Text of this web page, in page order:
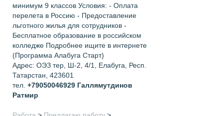
минимум 9 классов Условия: - Оплата
перелета в Россию - Предоставление
льготного жилья для сотрудников -
Бесплатное образование в российском
колледже Подробнее ищите в интернете
(Программа Алабуга Старт)
Адрес: ОЭЗ тер, Ш-2, 4/1, Елабуга, Респ.
Татарстан, 423601
тел. +79050046929 Галлямутдинов
Ратмир